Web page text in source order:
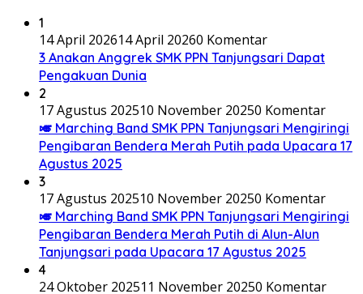
1
14 April 202614 April 20260 Komentar
3 Anakan Anggrek SMK PPN Tanjungsari Dapat
Pengakuan Dunia
2
17 Agustus 202510 November 20250 Komentar
🎺 Marching Band SMK PPN Tanjungsari Mengiringi
Pengibaran Bendera Merah Putih pada Upacara 17
Agustus 2025
3
17 Agustus 202510 November 20250 Komentar
🎺 Marching Band SMK PPN Tanjungsari Mengiringi
Pengibaran Bendera Merah Putih di Alun-Alun
Tanjungsari pada Upacara 17 Agustus 2025
4
24 Oktober 202511 November 20250 Komentar